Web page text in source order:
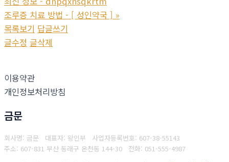
조루증 치료 방법 - [ 성인약국 ] »
목록보기 답글쓰기
글수정 글삭제
이용약관
개인정보처리방침
금문
회사명: 금문 대표자: 왕인부 사업자등록번호: 607-38-55143
주소: 607-831 부산 동래구 온천동 144-30 전화: 051-555-4987